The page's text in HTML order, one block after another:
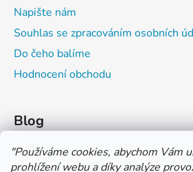
"Používáme cookies, abychom Vám
prohlížení webu a díky analýze
Napište nám
Souhlas se zpracováním osobních
Do čeho balíme
Hodnocení obchodu
Blog
Čím můžeš psát do sešitu?